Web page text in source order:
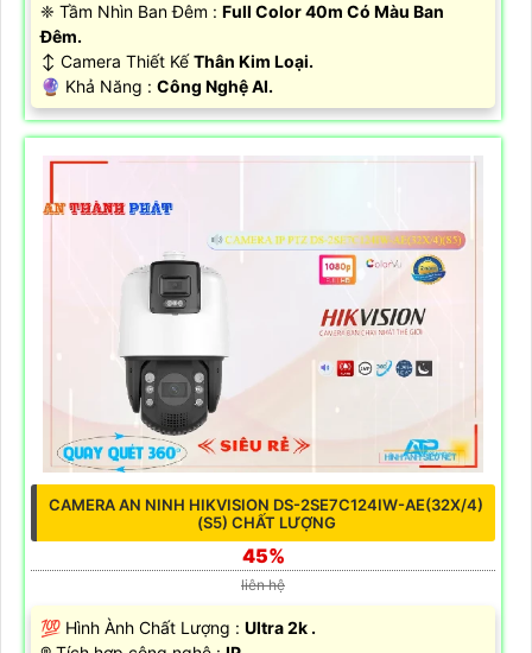
❈ Tầm Nhìn Ban Đêm : Full Color 40m Có Màu Ban
Đêm.
↕️ Camera Thiết KếThân Kim Loại.
️🔮 Khả Năng : Công Nghệ AI.
CAMERA AN NINH HIKVISION DS-2SE7C124IW-AE(32X/4)
(S5) CHẤT LƯỢNG
45%
liên hệ
💯 Hình Ành Chất Lượng : Ultra 2k .